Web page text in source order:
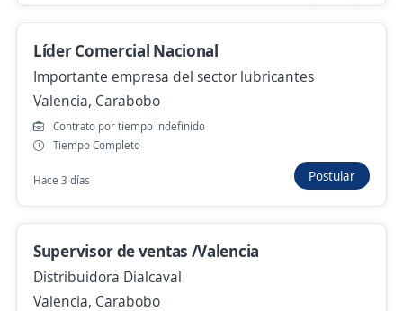
Valencia, Carabobo
Gerente comercial
PUBLI-INSUMOS, C.A.
Valencia, Carabobo
28 de julio
Asistente administrativo
Inversiones Moda y Desarrollo, C.A.
Valencia, Carabobo
Líder Comercial Nacional
Importante empresa del sector lubricantes
Valencia, Carabobo
Contrato por tiempo indefinido
Tiempo Completo
Hace 3 días Postular
Supervisor de ventas /Valencia
Distribuidora Dialcaval
Valencia, Carabobo